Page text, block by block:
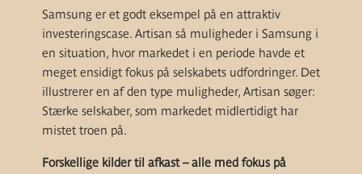
Samsung er et godt eksempel på en attraktiv
investeringscase. Artisan så muligheder i Samsung i
en situation, hvor markedet i en periode havde et
meget ensidigt fokus på selskabets udfordringer. Det
illustrerer en af den type muligheder, Artisan søger:
Stærke selskaber, som markedet midlertidigt har
mistet troen på.
Forskellige kilder til afkast – alle med fokus på